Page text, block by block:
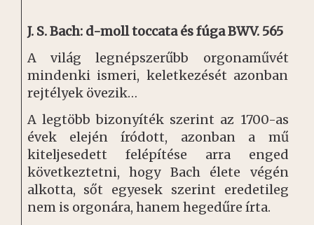
J. S. Bach: d-moll toccata és fúga BWV. 565
A világ legnépszerűbb orgonaművét
mindenki ismeri, keletkezését azonban
rejtélyek övezik…
A legtöbb bizonyíték szerint az 1700-as
évek elején íródott, azonban a mű
kiteljesedett felépítése arra enged
következtetni, hogy Bach élete végén
alkotta, sőt egyesek szerint eredetileg
nem is orgonára, hanem hegedűre írta.